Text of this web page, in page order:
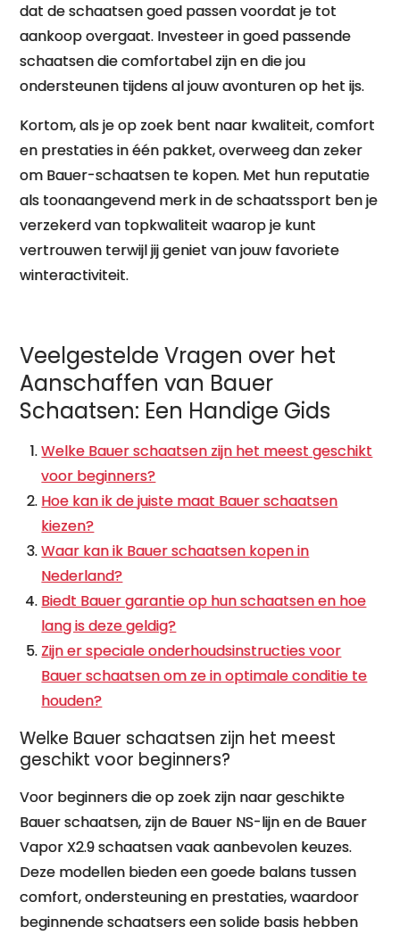
dat de schaatsen goed passen voordat je tot
aankoop overgaat. Investeer in goed passende
schaatsen die comfortabel zijn en die jou
ondersteunen tijdens al jouw avonturen op het ijs.
Kortom, als je op zoek bent naar kwaliteit, comfort
en prestaties in één pakket, overweeg dan zeker
om Bauer-schaatsen te kopen. Met hun reputatie
als toonaangevend merk in de schaatssport ben je
verzekerd van topkwaliteit waarop je kunt
vertrouwen terwijl jij geniet van jouw favoriete
winteractiviteit.
Veelgestelde Vragen over het
Aanschaffen van Bauer
Schaatsen: Een Handige Gids
Welke Bauer schaatsen zijn het meest geschikt
voor beginners?
Hoe kan ik de juiste maat Bauer schaatsen
kiezen?
Waar kan ik Bauer schaatsen kopen in
Nederland?
Biedt Bauer garantie op hun schaatsen en hoe
lang is deze geldig?
Zijn er speciale onderhoudsinstructies voor
Bauer schaatsen om ze in optimale conditie te
houden?
Welke Bauer schaatsen zijn het meest
geschikt voor beginners?
Voor beginners die op zoek zijn naar geschikte
Bauer schaatsen, zijn de Bauer NS-lijn en de Bauer
Vapor X2.9 schaatsen vaak aanbevolen keuzes.
Deze modellen bieden een goede balans tussen
comfort, ondersteuning en prestaties, waardoor
beginnende schaatsers een solide basis hebben